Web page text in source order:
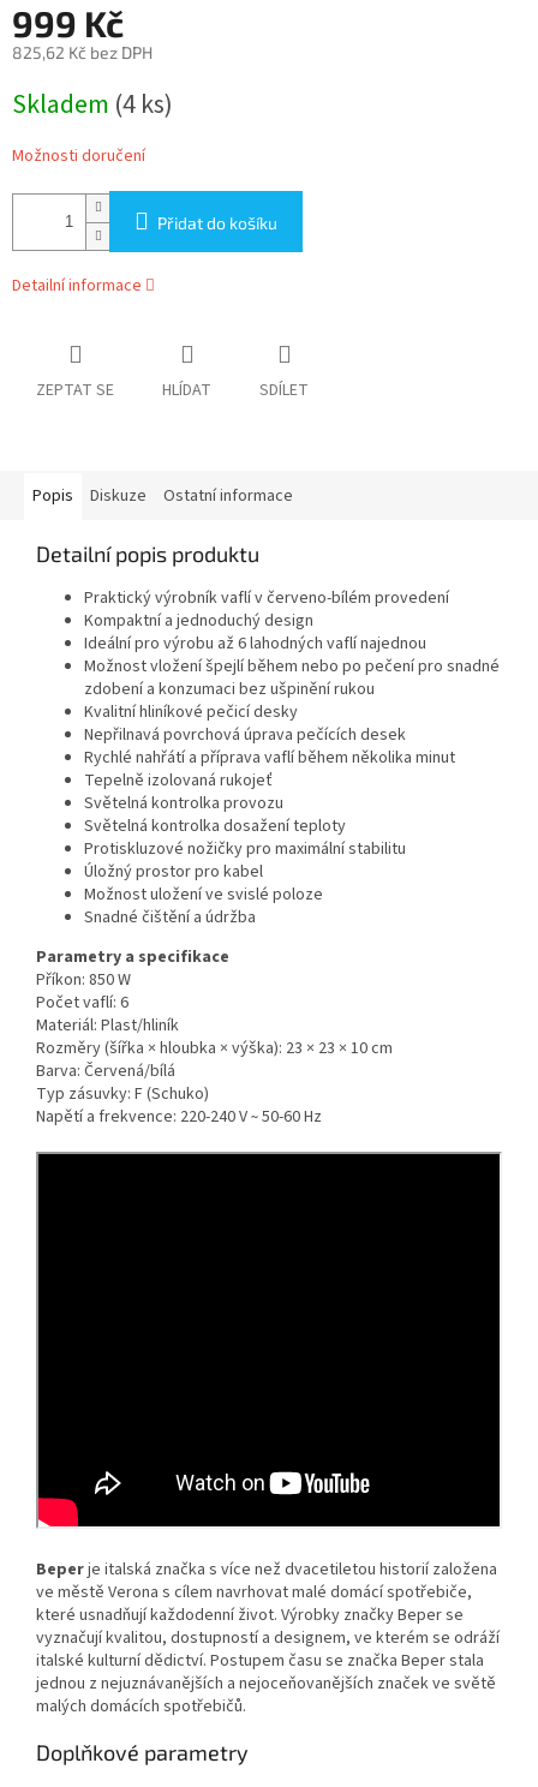
999 Kč
825,62 Kč bez DPH
cena:
Skladem (4 ks)
Možnosti doručení
Přidat do košíku
Detailní informace
ZEPTAT SE HLÍDAT SDÍLET
Popis Diskuze Ostatní informace
Detailní popis produktu
Praktický výrobník vaflí v červeno-bílém provedení
Kompaktní a jednoduchý design
Ideální pro výrobu až 6 lahodných vaflí najednou
Možnost vložení špejlí během nebo po pečení pro snadné
zdobení a konzumaci bez ušpinění rukou
Kvalitní hliníkové pečicí desky
Nepřilnavá povrchová úprava pečících desek
Rychlé nahřátí a příprava vaflí během několika minut
Tepelně izolovaná rukojeť
Světelná kontrolka provozu
Světelná kontrolka dosažení teploty
Protiskluzové nožičky pro maximální stabilitu
Úložný prostor pro kabel
Možnost uložení ve svislé poloze
Snadné čištění a údržba
Parametry a specifikace
Příkon: 850 W
Počet vaflí: 6
Materiál: Plast/hliník
Rozměry (šířka × hloubka × výška): 23 × 23 × 10 cm
Barva: Červená/bílá
Typ zásuvky: F (Schuko)
Napětí a frekvence: 220-240 V ̴ 50-60 Hz
Beperje italská značka s více než dvacetiletou historií založena
ve městě Verona s cílem navrhovat malé domácí spotřebiče,
které usnadňují každodenní život. Výrobky značky Beper se
vyznačují kvalitou, dostupností a designem, ve kterém se odráží
italské kulturní dědictví. Postupem času se značka Beper stala
jednou z nejuznávanějších a nejoceňovanějších značek ve světě
malých domácích spotřebičů.
Doplňkové parametry